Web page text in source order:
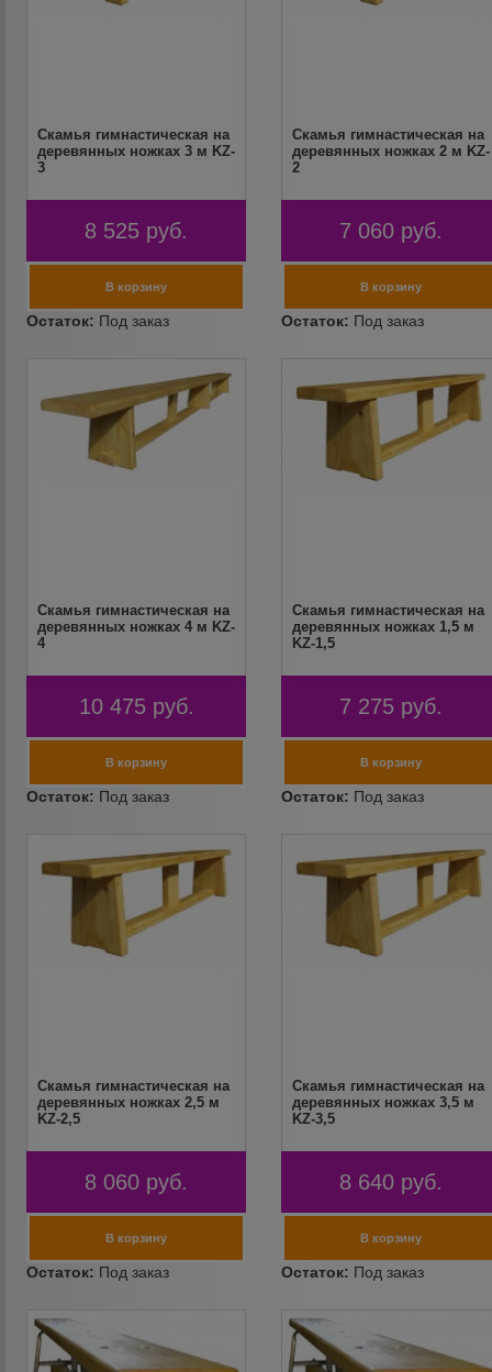
Скамья гимнастическая на
деревянных ножках 3 м KZ-
3
8 525 руб.
Скамья гимнастическая на
деревянных ножках 2 м KZ-
2
7 060 руб.
Скамья гимнастическая на
деревянных ножках 4 м KZ-
4
10 475 руб.
Скамья гимнастическая на
деревянных ножках 1,5 м
KZ-1,5
7 275 руб.
Скамья гимнастическая на
деревянных ножках 2,5 м
KZ-2,5
8 060 руб.
Скамья гимнастическая на
деревянных ножках 3,5 м
KZ-3,5
8 640 руб.